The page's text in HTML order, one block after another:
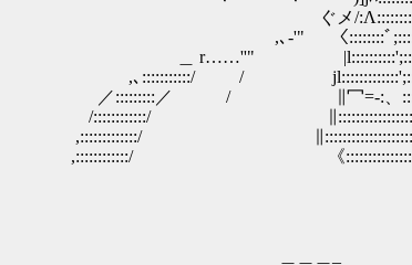
ぐメ/
,､‐'" 〈::::::::ﾞ
＿ r……''"
,､:::::::::::/ /
／:::::::::／ / ∥冖=-:
/::::::::::::/
,:::::::::::::/
,::::::::::::/ 《